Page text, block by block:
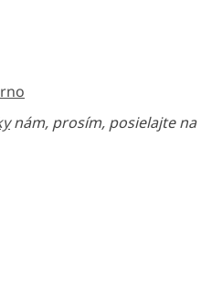
nám, prosím, posielajte na